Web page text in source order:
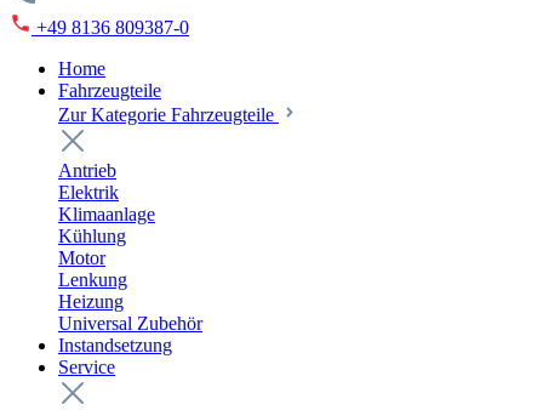
+49 8136 809387-0
Home
Fahrzeugteile
Zur Kategorie Fahrzeugteile
Antrieb
Elektrik
Klimaanlage
Kühlung
Motor
Lenkung
Heizung
Universal Zubehör
Instandsetzung
Service